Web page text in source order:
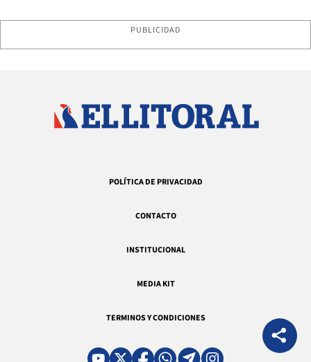
PUBLICIDAD
POLÍTICA DE PRIVACIDAD
CONTACTO
INSTITUCIONAL
MEDIA KIT
TERMINOS Y CONDICIONES